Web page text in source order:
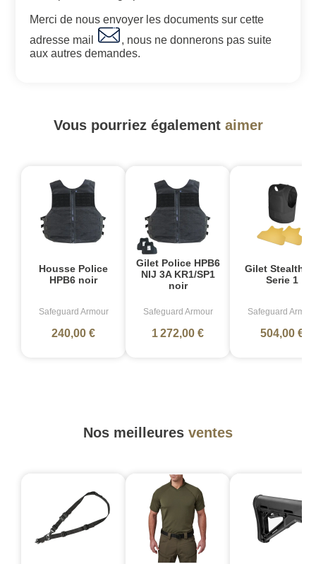
Merci de nous envoyer les documents sur cette
adresse mail
, nous ne donnerons pas suite
aux autres demandes.
Vous pourriez également aimer
Housse Police
HPB6 noir
Safeguard Armour
240,00 €
Gilet Police HPB6
NIJ 3A KR1/SP1
noir
Safeguard Armour
1 272,00 €
Gilet
Serie 1
Safeguard
504,00 €
Nos meilleures ventes